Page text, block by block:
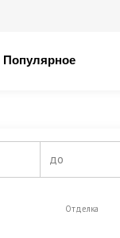
Популярное
до
Отделка